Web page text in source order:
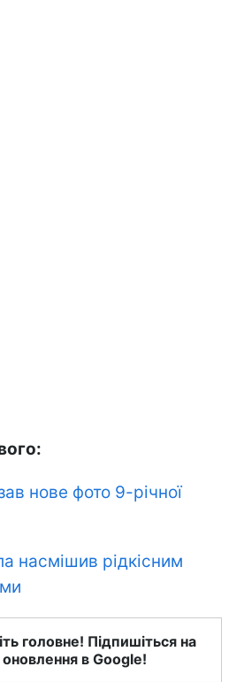
нове фото 9-річної
насмішив рідкісним
головне! Підпишіться на
оновлення в Google!